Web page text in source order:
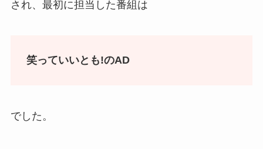
され、最初に担当した番組は
笑っていいとも!のAD
でした。